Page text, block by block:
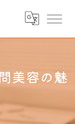
美容の魅